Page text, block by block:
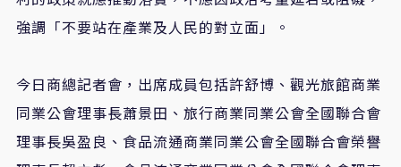
強調「不要站在產業及人民的對立面」。
今日商總記者會，出席成員包括許舒博、觀光旅館商業
同業公會理事長蕭景田、旅行商業同業公會全國聯合會
理事長吳盈良、食品流通商業同業公會全國聯合會榮譽